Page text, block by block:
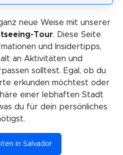
neue Weise mit unserer
Tour. Diese Seite
und Insidertipps,
an Aktivitäten und
solltest. Egal, ob du
erkunden möchtest oder
einer lebhaften Stadt
du für dein persönliches
in Salvador